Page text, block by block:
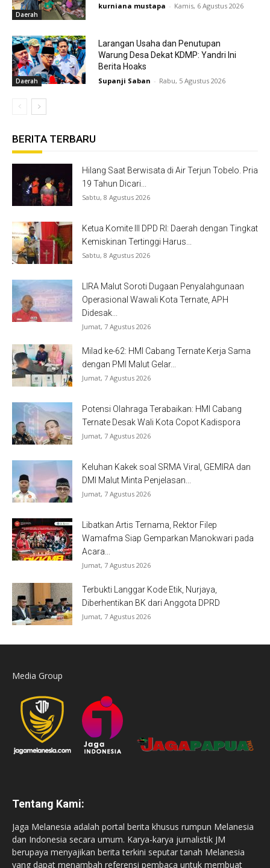
Daerah
kurniana mustapa - Kamis, 6 Agustus 2026
Daerah
Larangan Usaha dan Penutupan
Warung Desa Dekat KDMP: Yandri Ini
Berita Hoaks
Supanji Saban - Rabu, 5 Agustus 2026
BERITA TERBARU
Hilang Saat Berwisata di Air Terjun Tobelo. Pria
19 Tahun Dicari...
Sabtu, 8 Agustus 2026
Ketua Komite III DPD RI: Daerah dengan Tingkat
Kemiskinan Tertinggi Harus...
Sabtu, 8 Agustus 2026
LIRA Malut Soroti Dugaan Penyalahgunaan
Operasional Wawali Kota Ternate, APH
Didesak...
Jumat, 7 Agustus 2026
Milad ke-62: HMI Cabang Ternate Kerja Sama
dengan PMI Malut Gelar...
Jumat, 7 Agustus 2026
Potensi Olahraga Terabaikan: HMI Cabang
Ternate Desak Wali Kota Copot Kadispora
Jumat, 7 Agustus 2026
Keluhan Kakek soal SRMA Viral, GEMIRA dan
DMI Malut Minta Penjelasan...
Jumat, 7 Agustus 2026
Libatkan Artis Ternama, Rektor Filep
Wamafma Siap Gemparkan Manokwari pada
Acara...
Jumat, 7 Agustus 2026
Terbukti Langgar Kode Etik, Nurjaya,
Diberhentikan BK dari Anggota DPRD
Jumat, 7 Agustus 2026
Media Group
Tentang Kami:
Jaga Melanesia adalah portal berita khusus rumpun Melanesia
dan Indonesia secara umum. Karya-karya jurnalistik JM
berupaya menyajikan berita terkini seputar tanah Melanesia
yang dapat menambah referensi pembaca untuk membuat